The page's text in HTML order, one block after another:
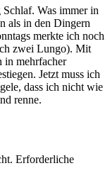
Was immer in
als in den Dingern
merkte ich noch
zwei Lungo). Mit
in mehrfacher
Jetzt muss ich
dass ich nicht wie
renne.
Erforderliche